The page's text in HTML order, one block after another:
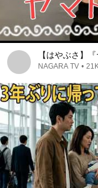
【はやぶさ】
NAGARA TV •